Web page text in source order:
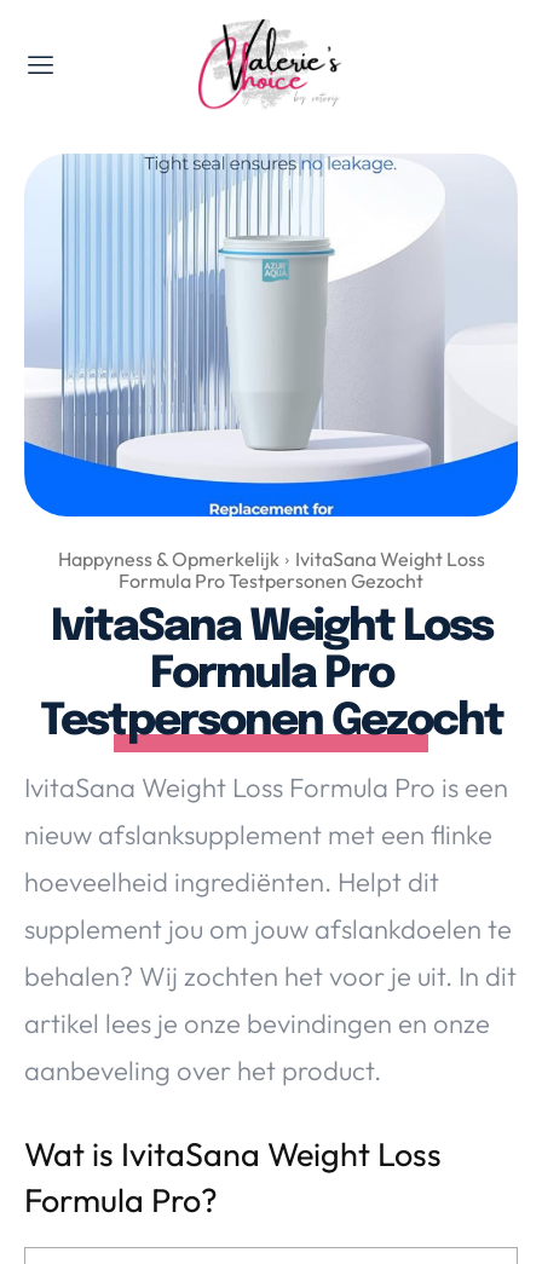
Valerie's Topics
Travel & Culture
Food & Drinks
Happyness & Opmerkelijk
Lifestyle, Sport & Duurzaamheid
Gadgets & Tech
Top 5 van Valerie
Health & Beauty
Huis & Tuin
Nieuws & Media
Over Valerie
Over Valerie
De Top 5
Contact
VALERIE'S CHOICE
Food & Drinks Health & Beauty Gadgets
Huis & Tuin
Travel
Happyness & Opmerkelijk
IvitaSana Weight Loss
Formula Pro Testpersonen Gezocht
IvitaSana Weight Loss
Formula Pro
Testpersonen Gezocht
IvitaSana Weight Loss Formula Pro is een
nieuw afslanksupplement met een flinke
hoeveelheid ingrediënten. Helpt dit
supplement jou om jouw afslankdoelen te
behalen? Wij zochten het voor je uit. In dit
artikel lees je onze bevindingen en onze
aanbeveling over het product.
Wat is IvitaSana Weight Loss
Formula Pro?